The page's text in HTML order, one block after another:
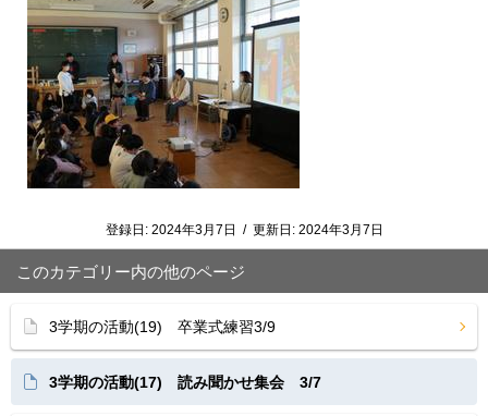
登録日: 2024年3月7日 / 更新日: 2024年3月7日
このカテゴリー内の他のページ
3学期の活動(19) 卒業式練習3/9
3学期の活動(17) 読み聞かせ集会 3/7